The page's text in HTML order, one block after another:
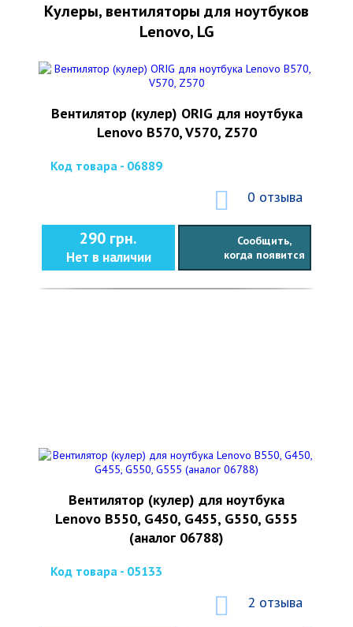
Кулеры, вентиляторы для ноутбуков
Lenovo, LG
Вентилятор (кулер) ORIG для ноутбука
Lenovo B570, V570, Z570
Код товара - 06889
0 отзыва
290 грн.
Нет в наличии
Сообщить,
когда появится
Вентилятор (кулер) для ноутбука
Lenovo B550, G450, G455, G550, G555
(аналог 06788)
Код товара - 05133
2 отзыва